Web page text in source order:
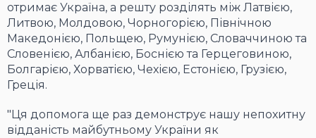
отримає Україна, а решту розділять між Латвією,
Литвою, Молдовою, Чорногорією, Північною
Македонією, Польщею, Румунією, Словаччиною та
Словенією, Албанією, Боснією та Герцеговиною,
Болгарією, Хорватією, Чехією, Естонією, Грузією,
Греція.
"Ця допомога ще раз демонструє нашу непохитну
відданість майбутньому України як